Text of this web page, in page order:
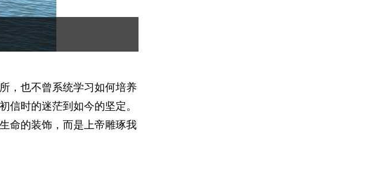
，也不曾系统学习如何培养
信时的迷茫到如今的坚定。
命的装饰，而是上帝雕琢我